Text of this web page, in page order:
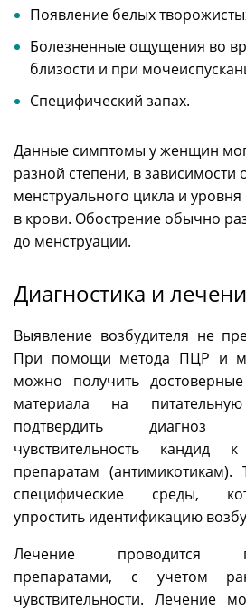
Появление белых
Болезненные ощущения во
близости и при
Специфический запах.
Данные симптомы у женщин
разной степени, в зависимости
менструального цикла и
в крови. Обострение обычно
до менструации.
Диагностика и
Выявление возбудителя не
При помощи метода ПЦР и
можно получить
материала на
подтвердить
чувствительность
препаратам (антимикотикам).
специфические среды,
упростить идентификацию
Лечение проводится
препаратами, с учетом
чувствительности. Лечение